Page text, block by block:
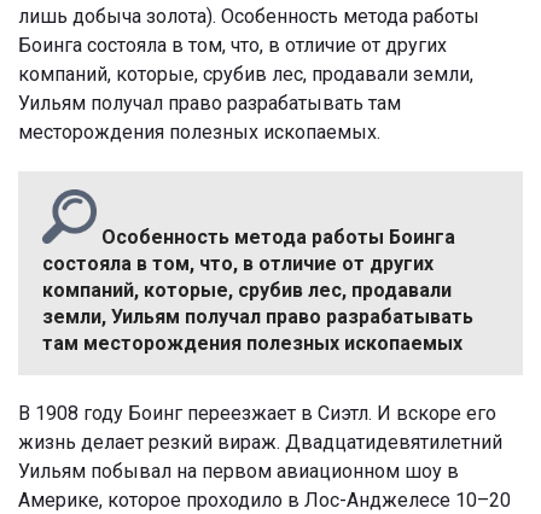
лишь добыча золота). Особенность метода работы
Боинга состояла в том, что, в отличие от других
компаний, которые, срубив лес, продавали земли,
Уильям получал право разрабатывать там
месторождения полезных ископаемых.
Особенность метода работы Боинга
состояла в том, что, в отличие от других
компаний, которые, срубив лес, продавали
земли, Уильям получал право разрабатывать
там месторождения полезных ископаемых
В 1908 году Боинг переезжает в Сиэтл. И вскоре его
жизнь делает резкий вираж. Двадцатидевятилетний
Уильям побывал на первом авиационном шоу в
Америке, которое проходило в Лос-Анджелесе 10–20